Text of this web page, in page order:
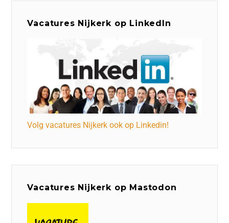
Vacatures Nijkerk op LinkedIn
Volg vacatures Nijkerk ook op Linkedin!
Vacatures Nijkerk op Mastodon